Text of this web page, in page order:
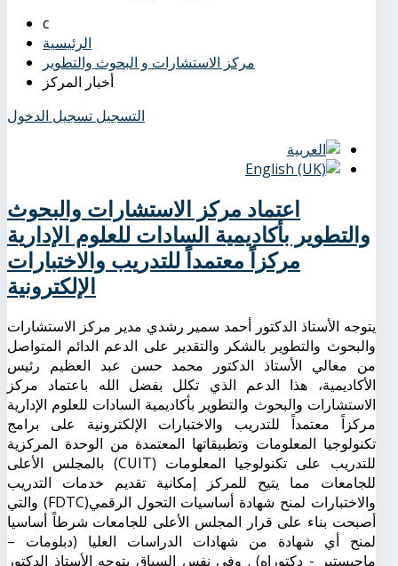
الرئيسية
مركز الاستشارات و البحوث والتطوير
أخبار المركز
التسجيل تسجيل الدخول
اعتماد مركز الاستشارات والبحوث
والتطوير بأكاديمية السادات للعلوم الإدارية
مركزاً معتمداً للتدريب والاختبارات
الإلكترونية
يتوجه الأستاذ الدكتور أحمد سمير رشدي مدير مركز الاستشارات
والبحوث والتطوير بالشكر والتقدير على الدعم الدائم المتواصل
من معالي الأستاذ الدكتور محمد حسن عبد العظيم رئيس
الأكاديمية، هذا الدعم الذي تكلل بفضل الله باعتماد مركز
الاستشارات والبحوث والتطوير بأكاديمية السادات للعلوم الإدارية
مركزاً معتمداً للتدريب والاختبارات الإلكترونية على برامج
تكنولوجيا المعلومات وتطبيقاتها المعتمدة من الوحدة المركزية
للتدريب على تكنولوجيا المعلومات (CUIT) بالمجلس الأعلى
للجامعات مما يتيح للمركز إمكانية تقديم خدمات التدريب
والاختبارات لمنح شهادة أساسيات التحول الرقمي(FDTC) والتي
أصبحت بناء على قرار المجلس الأعلى للجامعات شرطاً أساسيا
لمنح أي شهادة من شهادات الدراسات العليا (دبلومات –
ماجيستير - دكتوراه) . وفي نفس السياق يتوجه الأستاذ الدكتور